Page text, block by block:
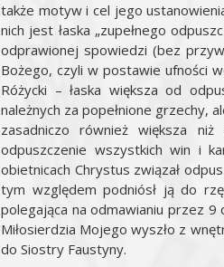
także motyw i cel jego
nich jest łaska „zupełnego
odprawionej spowiedzi (bez
Bożego, czyli w postawie ufności
Różycki – łaska większa od
należnych za popełnione grzechy,
zasadniczo również większa
odpuszczenie wszystkich win i
obietnicach Chrystus związał
tym względem podniósł ją do
polegająca na odmawianiu przez 9
Miłosierdzia Mojego wyszło z
do Siostry Faustyny.